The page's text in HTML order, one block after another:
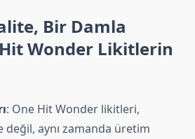
Bir Damla
Wonder Likitlerin
: One Hit Wonder likitleri,
aynı zamanda üretim